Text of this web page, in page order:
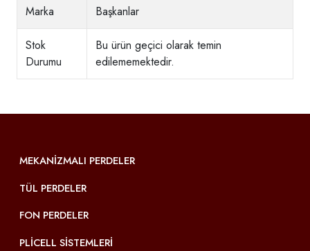
Marka Başkanlar
Stok
Durumu
Bu ürün geçici olarak temin
edilememektedir.
MEKANIZMALI PERDELER
TÜL PERDELER
FON PERDELER
PLICELL SISTEMLERI